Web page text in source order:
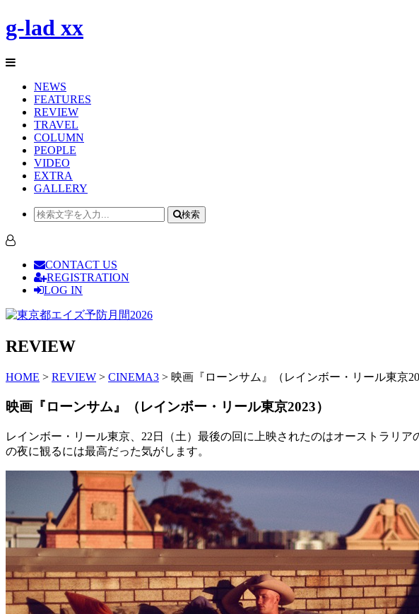
g-lad xx
NEWS
FEATURES
REVIEW
TRAVEL
COLUMN
PEOPLE
VIDEO
EXTRA
GALLERY
検索
CONTACT US
REGISTRATION
LOG IN
REVIEW
HOME > REVIEW > CINEMA3 > 映画『ローンサム』（レインボー・リール東京
映画『ローンサム』（レインボー・リール東京2023）
レインボー・リール東京、22日（土）最後の回に上映されたのはオーストラリ
の夜に観るには最高だった気がします。